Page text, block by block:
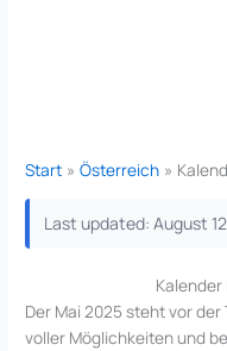
Start Österreich
Last updated: August
Kalender
Der Mai 2025 steht vor
voller Möglichkeiten und